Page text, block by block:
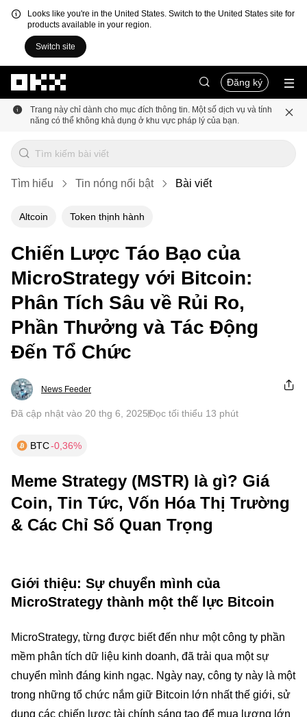
Looks like you're in the United States. Switch to the United States site for
products available in your region.
Switch site
Đăng ký
Trang này chỉ dành cho mục đích thông tin. Một số dịch vụ và tính
năng có thể không khả dụng ở khu vực pháp lý của bạn.
Tìm hiểu Tin nóng nổi bật Bài viết
Altcoin Token thịnh hành
Chiến Lược Táo Bạo của
MicroStrategy với Bitcoin:
Phân Tích Sâu về Rủi Ro,
Phần Thưởng và Tác Động
Đến Tổ Chức
News Feeder
Đã cập nhật vào 20 thg 6, 2025Đọc tối thiểu 13 phút
BTC-0,36%
Meme Strategy (MSTR) là gì? Giá
Coin, Tin Tức, Vốn Hóa Thị Trường
& Các Chỉ Số Quan Trọng
Giới thiệu: Sự chuyển mình của
MicroStrategy thành một thế lực Bitcoin
MicroStrategy, từng được biết đến như một công ty phần
mềm phân tích dữ liệu kinh doanh, đã trải qua một sự
chuyển mình đáng kinh ngạc. Ngày nay, công ty này là một
trong những tổ chức nắm giữ Bitcoin lớn nhất thế giới, sử
dụng các chiến lược tài chính sáng tạo để mua lượng lớn